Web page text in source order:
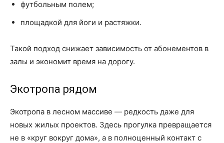
футбольным полем;
площадкой для йоги и растяжки.
Такой подход снижает зависимость от абонементов в
залы и экономит время на дорогу.
Экотропа рядом
Экотропа в лесном массиве — редкость даже для
новых жилых проектов. Здесь прогулка превращается
не в «круг вокруг дома», а в полноценный контакт с